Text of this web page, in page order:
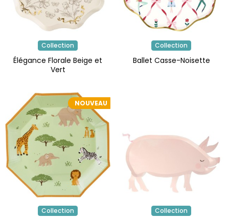
Collection
Élégance Florale Beige et
Vert
Collection
Ballet Casse-Noisette
NOUVEAU
Collection Collection